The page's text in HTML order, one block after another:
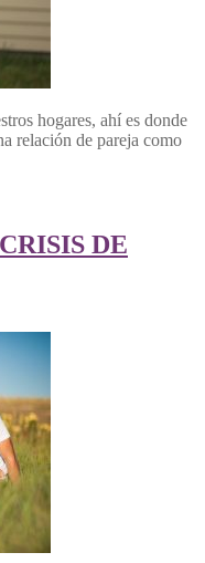
hogares, ahí es donde
relación de pareja como
DE